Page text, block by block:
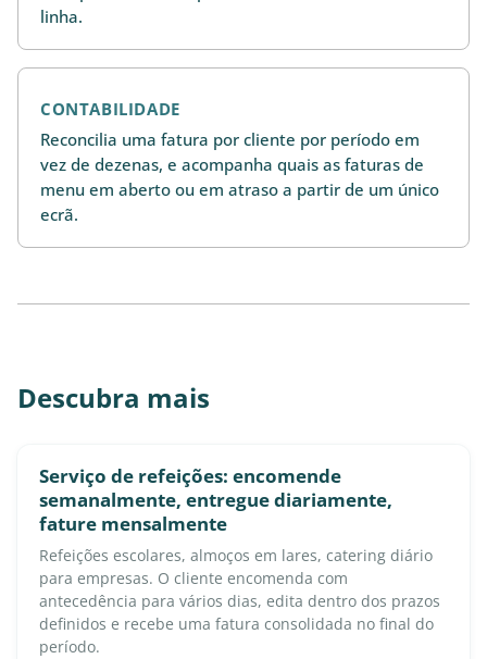
linha.
CONTABILIDADE
Reconcilia uma fatura por cliente por período em
vez de dezenas, e acompanha quais as faturas de
menu em aberto ou em atraso a partir de um único
ecrã.
Descubra mais
Serviço de refeições: encomende
semanalmente, entregue diariamente,
fature mensalmente
Refeições escolares, almoços em lares, catering diário
para empresas. O cliente encomenda com
antecedência para vários dias, edita dentro dos prazos
definidos e recebe uma fatura consolidada no final do
período.